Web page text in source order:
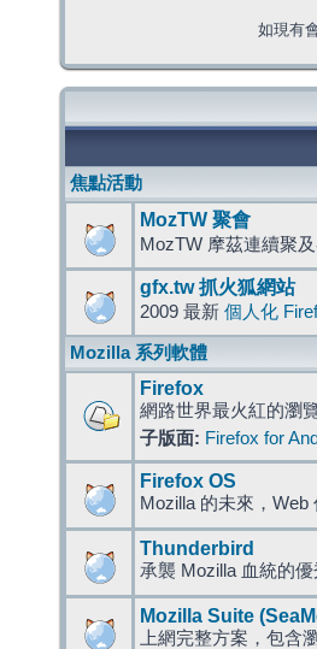
如現有
焦點活動
MozTW 聚會
MozTW 摩茲連續聚
gfx.tw 抓火狐網站
2009 最新 個人化
Mozilla 系列軟體
Firefox
網路世界最火紅的瀏
子版面: Firefox for
Firefox OS
Mozilla 的未來，Web
Thunderbird
承襲 Mozilla 血統的
Mozilla Suite
上網完整方案，包含